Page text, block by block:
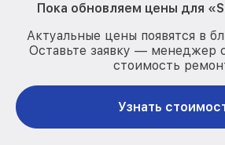
Пока обновляем цены для
Актуальные цены появятся в
Оставьте заявку — менеджер
стоимость
Узнать